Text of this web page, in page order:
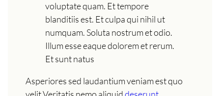
voluptate quam. Et tempore
blanditiis est. Et culpa qui nihil ut
numquam. Soluta nostrum et odio.
Illum esse eaque dolorem et rerum.
Et sunt natus
Asperiores sed laudantium veniam est quo